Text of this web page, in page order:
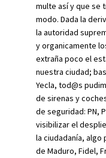
multe así y que se
modo. Dada la
la autoridad
y organicamente
extraña poco el
nuestra ciudad;
Yecla, tod@s
de sirenas y
de seguridad: PN,
visibilizar el
la ciudadanía,
de Maduro, Fidel,